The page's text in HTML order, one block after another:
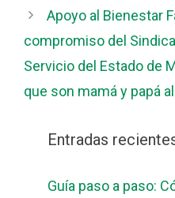
Apoyo al Bienestar
compromiso del
Servicio del Estado de
que son mamá y papá
Entradas
Guía paso a paso: